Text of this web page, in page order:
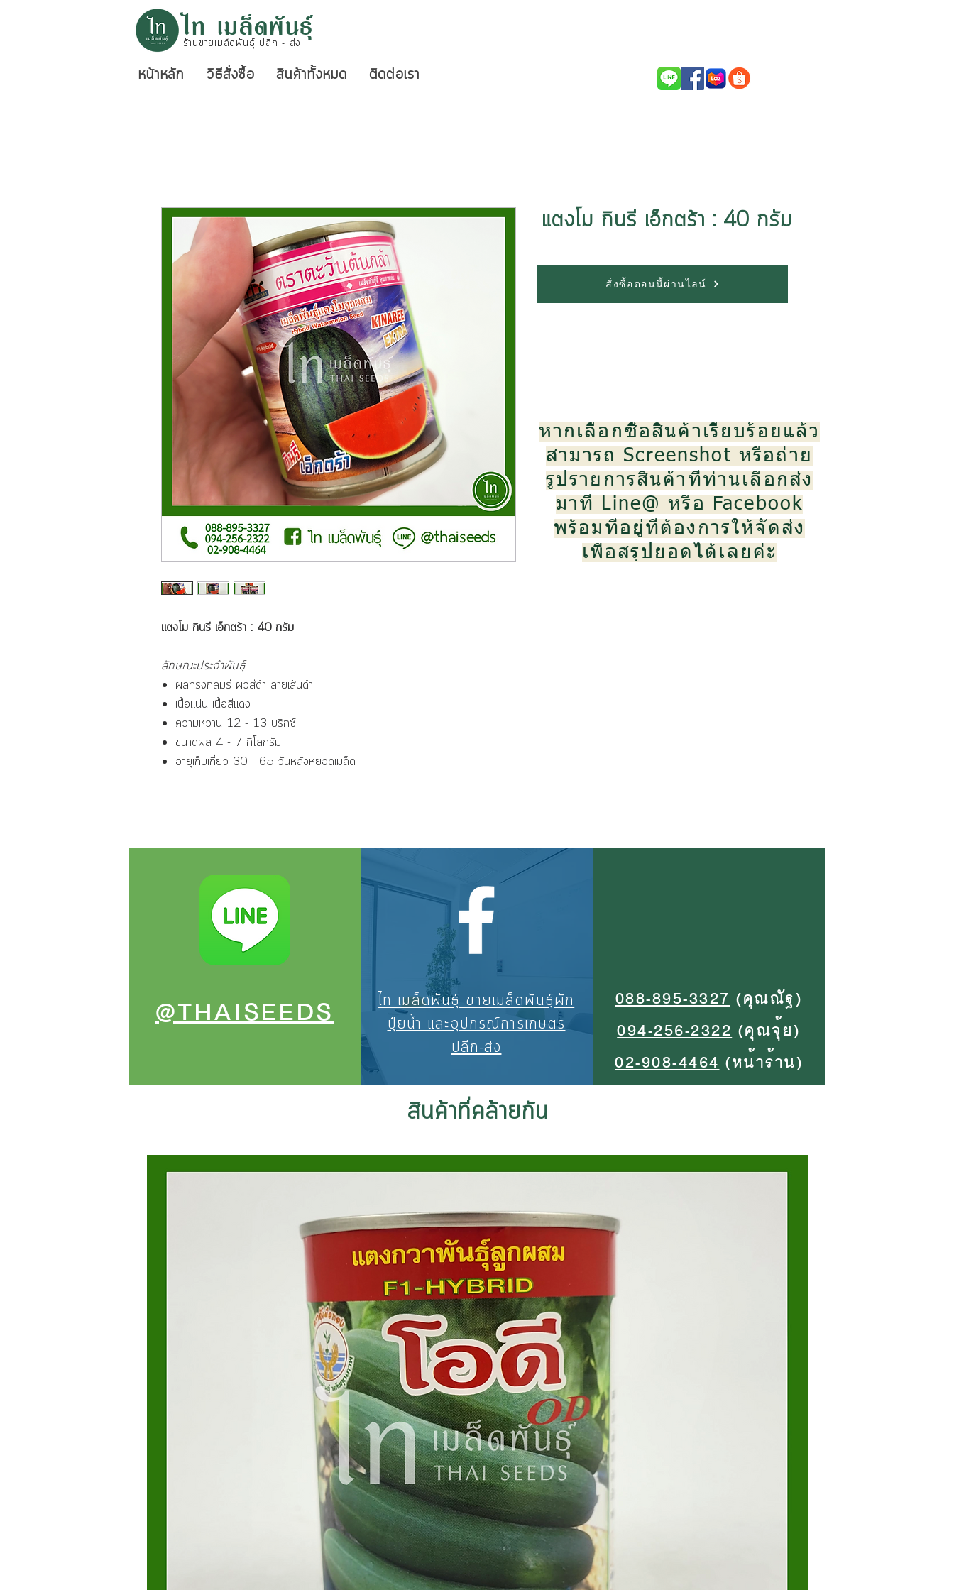
หน้าหลัก วิธีสั่งซื้อ สินค้าทั้งหมด ติดต่อเรา
ไท เมล็ดพันธุ์
ร้านขายเมล็ดพันธุ์ ปลีก - ส่ง
แตงโม กินรี เอ็กตร้า : 40 กรัม
ลักษณะประจำพันธุ์
ผลทรงกลมรี ผิวสีดำ ลายเส้นดำ
เนื้อแน่น เนื้อสีแดง
ความหวาน 12 - 13 บริกซ์
ขนาดผล 4 - 7 กิโลกรัม
อายุเก็บเกี่ยว 30 - 65 วันหลังหยอดเมล็ด
แตงโม กินรี เอ็กตร้า : 40 กรัม
หากเลือกซื้อสินค้าเรียบร้อยแล้ว
สามารถ Screenshot หรือถ่าย
รูปรายการสินค้าที่ท่านเลือกส่ง
มาที่ Line@ หรือ Facebook
พร้อมที่อยู่ที่ต้องการให้จัดส่ง
เพื่อสรุปยอดได้เลยค่ะ
สั่งซื้อตอนนี้ผ่านไลน์
@THAISEEDS
ไท เมล็ดพันธุ์ ขายเมล็ดพันธุ์ผัก
ปุ๋ยน้ำ และอุปกรณ์การเกษตร
ปลีก-ส่ง
088-895-3327(คุณณัฐ)
094-256-2322(คุณจุ้ย)
02-908-4464(หน้าร้าน)
สินค้าที่คล้ายกัน